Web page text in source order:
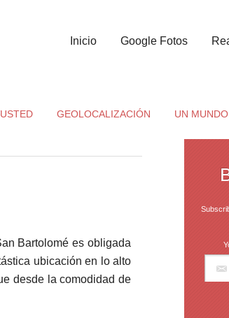
Inicio Google Fotos
GEOLOCALIZACIÓN UN
Bartolomé es obligada
ubicación en lo alto
desde la comodidad de